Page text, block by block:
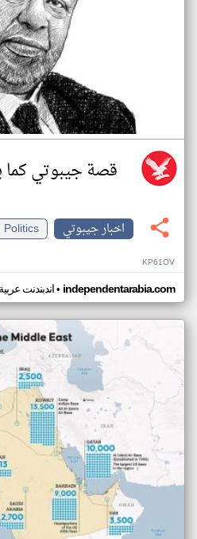
قصة جيبوتي كما
اخبار جيبوتي
Politics
KP61OV
اندبندنت عربية• independentarabia.com